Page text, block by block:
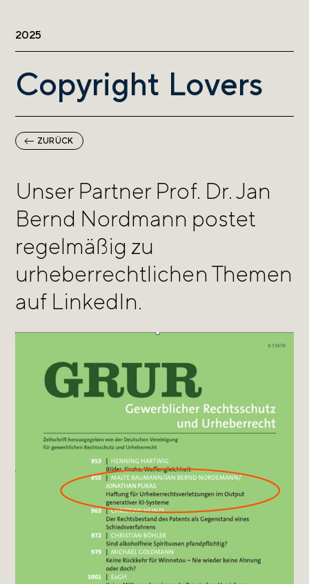
2025
Copyright Lovers
ZURÜCK
Unser Partner Prof. Dr. Jan
Bernd Nordmann postet
regelmäßig zu
urheberrechtlichen Themen
auf LinkedIn.